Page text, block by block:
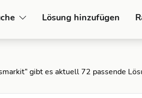
Lösung hinzufügen
gibt es aktuell 72 passende